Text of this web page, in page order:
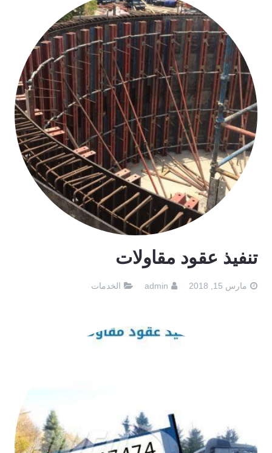
تنفيذ عقود مقاولات
مارس 15, 2018 admin الخدمات